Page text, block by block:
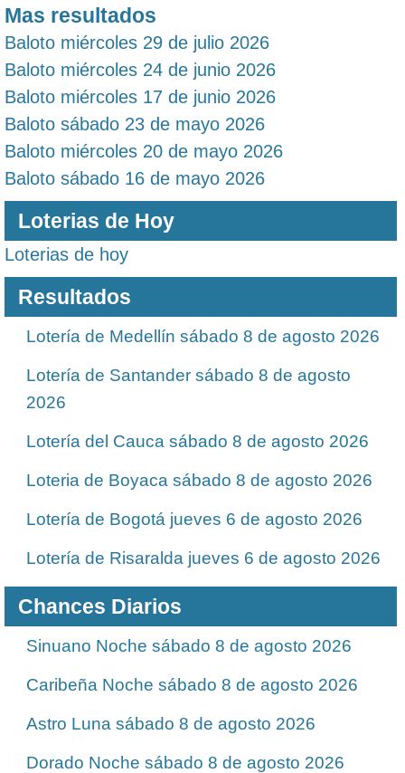
Mas resultados
Baloto miércoles 29 de julio 2026
Baloto miércoles 24 de junio 2026
Baloto miércoles 17 de junio 2026
Baloto sábado 23 de mayo 2026
Baloto miércoles 20 de mayo 2026
Baloto sábado 16 de mayo 2026
Loterias de Hoy
Loterias de hoy
Resultados
Lotería de Medellín sábado 8 de agosto 2026
Lotería de Santander sábado 8 de agosto
2026
Lotería del Cauca sábado 8 de agosto 2026
Loteria de Boyaca sábado 8 de agosto 2026
Lotería de Bogotá jueves 6 de agosto 2026
Lotería de Risaralda jueves 6 de agosto 2026
Chances Diarios
Sinuano Noche sábado 8 de agosto 2026
Caribeña Noche sábado 8 de agosto 2026
Astro Luna sábado 8 de agosto 2026
Dorado Noche sábado 8 de agosto 2026